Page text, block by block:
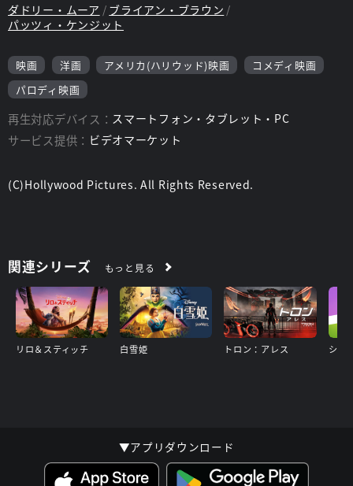
ダドリー・ムーア
ブライアン・ブラウン
パッツィ・ケンジット
映画 洋画 アメリカ(ハリウッド)映画
コメディ映画
パロディ映画
再生対応デバイス： スマートフォン・タブレット・PC
サービス提供： ビデオマーケット
(C)Hollywood Pictures. All Rights Reserved.
関連シリーズ もっと見る
リロ＆スティッチ 白雪姫 トロン：アレス
▼アプリダウンロード